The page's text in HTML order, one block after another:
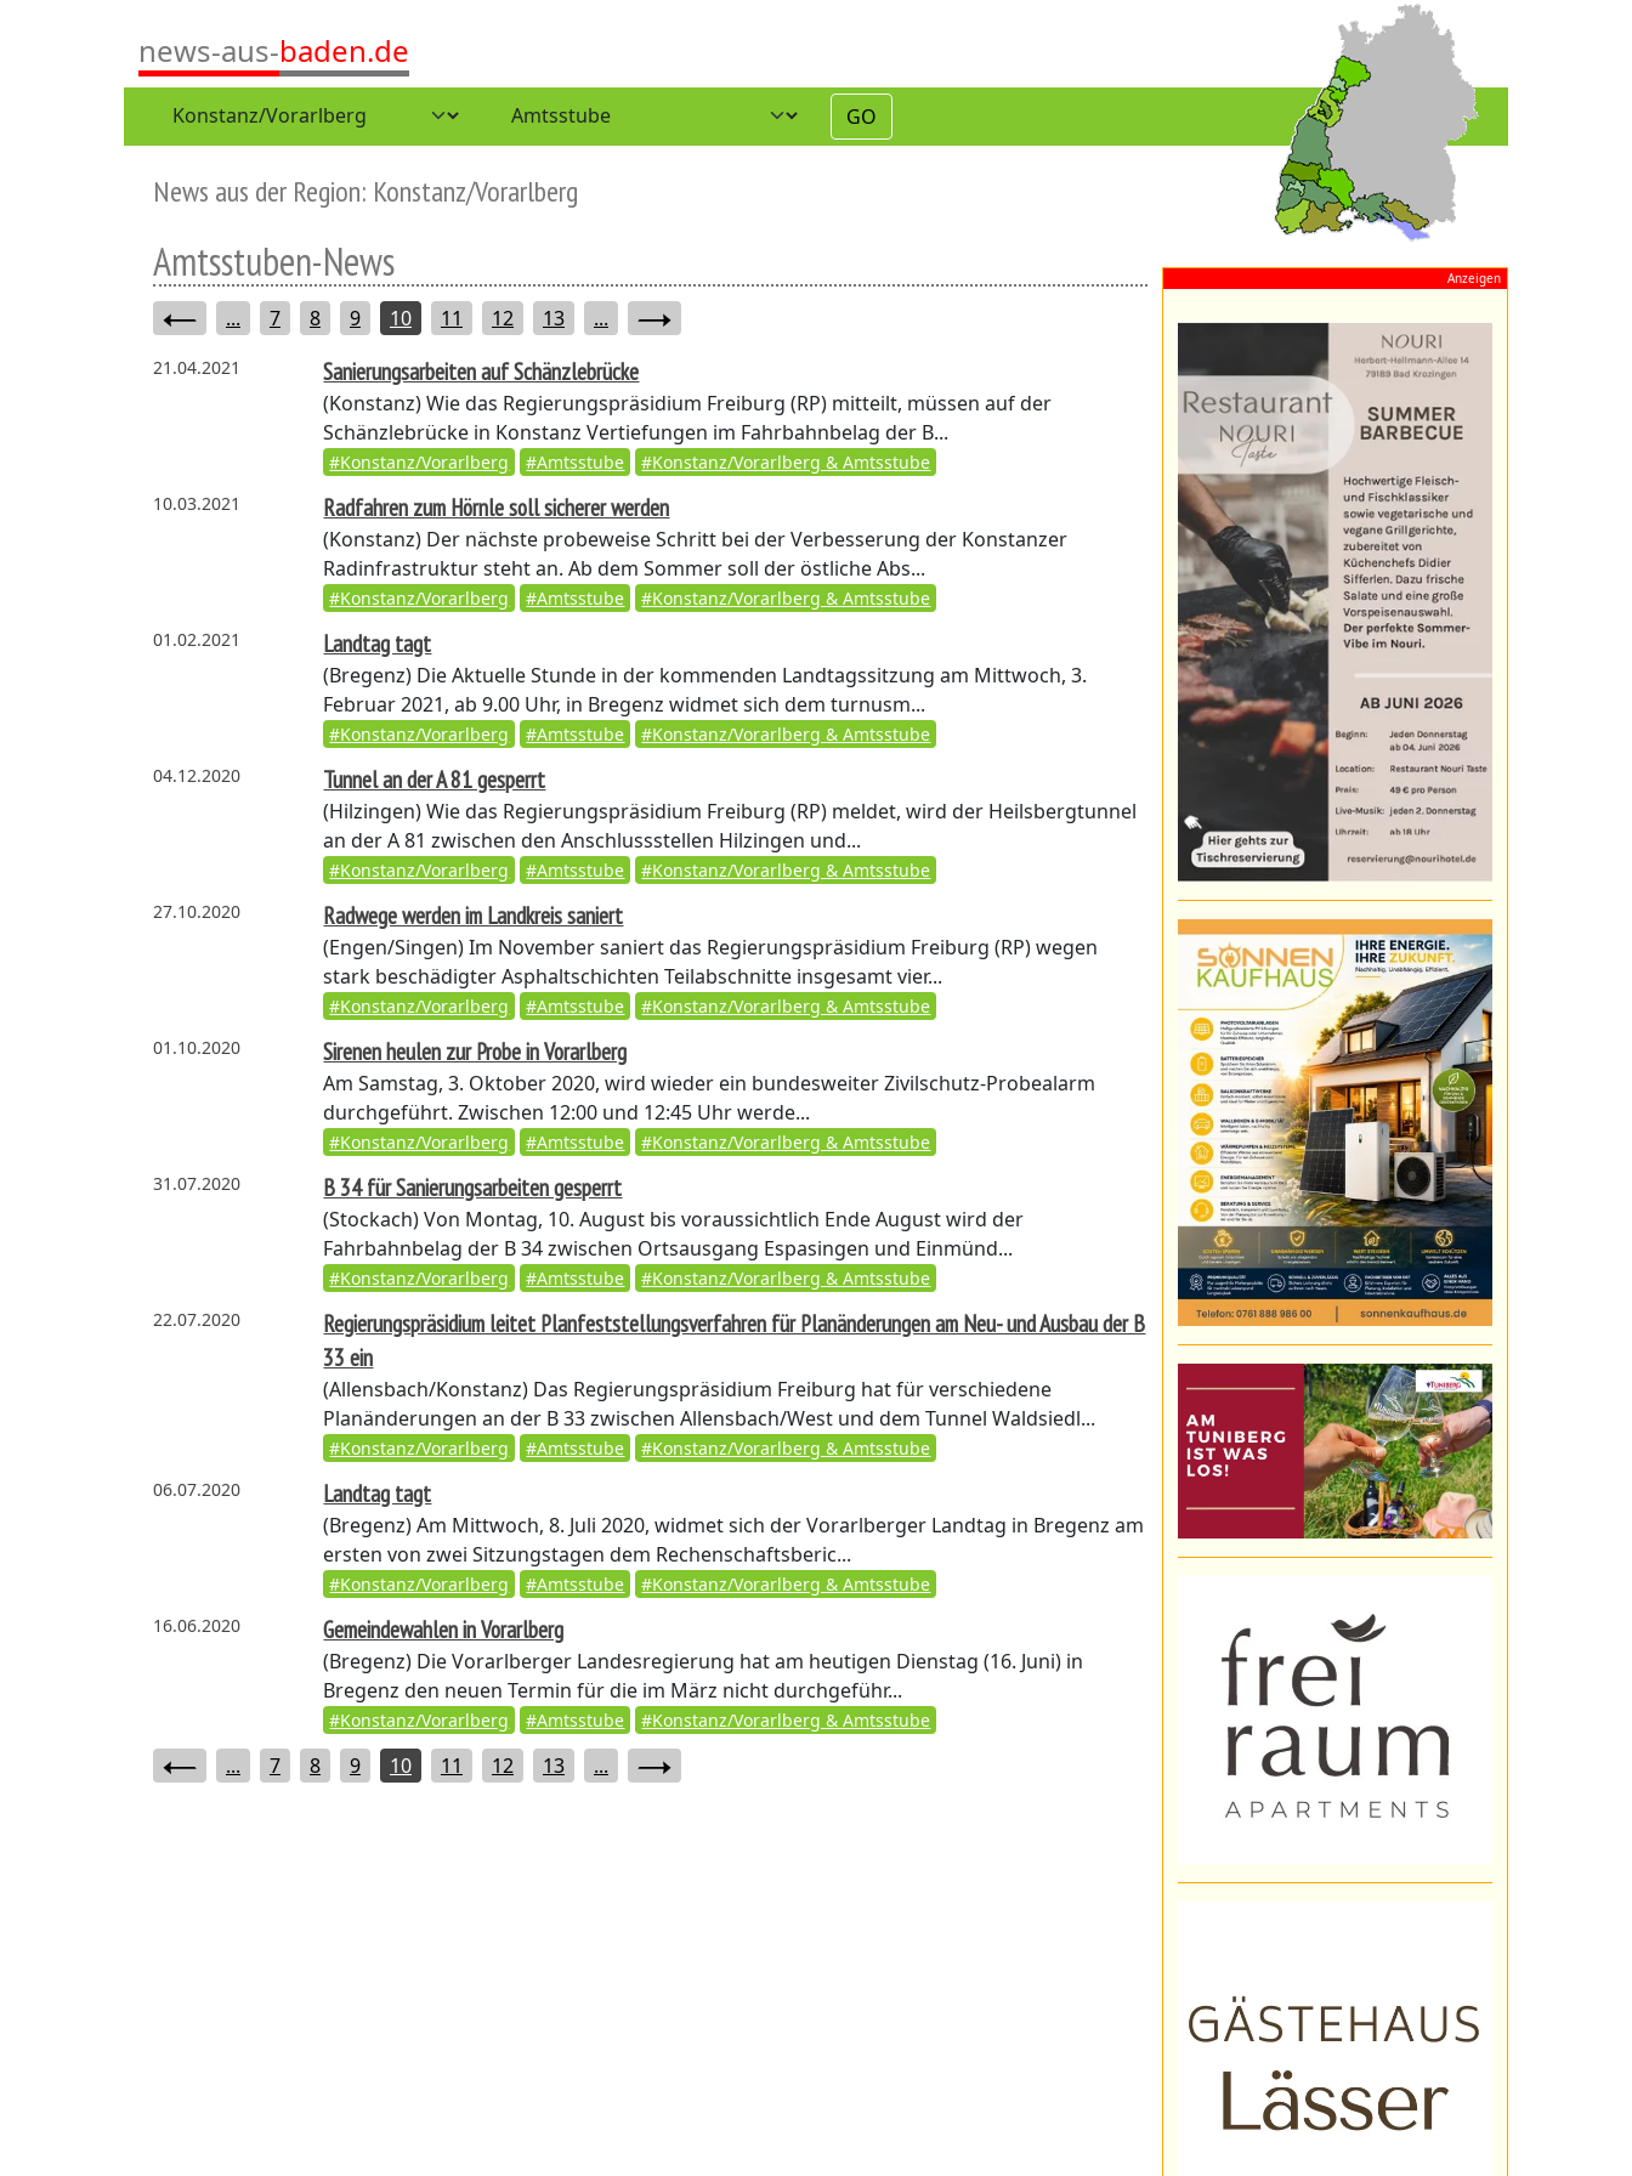
news-aus-baden.de
GO
News aus der Region: Konstanz/Vorarlberg
Amtsstuben-News
... 7 8 9 10 11 12 13 ...
21.04.2021 Sanierungsarbeiten auf Schänzlebrücke
(Konstanz)Wie das Regierungspräsidium Freiburg (RP) mitteilt, müssen auf der
Schänzlebrücke in Konstanz Vertiefungen im Fahrbahnbelag der B...
#Konstanz/Vorarlberg #Amtsstube
#Konstanz/Vorarlberg & Amtsstube
10.03.2021
Radfahren zum Hörnle soll sicherer werden
(Konstanz) Der nächste probeweise Schritt bei der Verbesserung der Konstanzer
Radinfrastruktur steht an. Ab dem Sommer soll der östliche Abs...
#Konstanz/Vorarlberg #Amtsstube
#Konstanz/Vorarlberg & Amtsstube
01.02.2021
Landtag tagt
(Bregenz) Die Aktuelle Stunde in der kommenden Landtagssitzung am Mittwoch, 3.
Februar 2021, ab 9.00 Uhr, in Bregenz widmet sich dem turnusm...
#Konstanz/Vorarlberg #Amtsstube
#Konstanz/Vorarlberg & Amtsstube
04.12.2020
Tunnel an der A 81 gesperrt
(Hilzingen)Wie das Regierungspräsidium Freiburg (RP) meldet, wird der Heilsbergtunnel
an der A 81 zwischen den Anschlussstellen Hilzingen und...
#Konstanz/Vorarlberg #Amtsstube
#Konstanz/Vorarlberg & Amtsstube
27.10.2020
Radwege werden im Landkreis saniert
(Engen/Singen)Im November saniert das Regierungspräsidium Freiburg (RP) wegen
stark beschädigter Asphaltschichten Teilabschnitte insgesamt vier...
#Konstanz/Vorarlberg #Amtsstube
#Konstanz/Vorarlberg & Amtsstube
01.10.2020
Sirenen heulen zur Probe in Vorarlberg
Am Samstag, 3. Oktober 2020, wird wieder ein bundesweiter Zivilschutz-Probealarm
durchgeführt. Zwischen 12:00 und 12:45 Uhr werde...
#Konstanz/Vorarlberg #Amtsstube
#Konstanz/Vorarlberg & Amtsstube
31.07.2020
B 34 für Sanierungsarbeiten gesperrt
(Stockach)Von Montag, 10. August bis voraussichtlich Ende August wird der
Fahrbahnbelag der B 34 zwischen Ortsausgang Espasingen und Einmünd...
#Konstanz/Vorarlberg #Amtsstube
#Konstanz/Vorarlberg & Amtsstube
22.07.2020
Regierungspräsidium leitet Planfeststellungsverfahren für Planänderungen am Neu- und Ausbau der B
33 ein
(Allensbach/Konstanz) Das Regierungspräsidium Freiburg hat für verschiedene
Planänderungen an der B 33 zwischen Allensbach/West und dem Tunnel Waldsiedl...
#Konstanz/Vorarlberg #Amtsstube
#Konstanz/Vorarlberg & Amtsstube
06.07.2020
Landtag tagt
(Bregenz)Am Mittwoch, 8. Juli 2020, widmet sich der Vorarlberger Landtag in Bregenz am
ersten von zwei Sitzungstagen dem Rechenschaftsberic...
#Konstanz/Vorarlberg #Amtsstube
#Konstanz/Vorarlberg & Amtsstube
16.06.2020
Gemeindewahlen in Vorarlberg
(Bregenz) Die Vorarlberger Landesregierung hat am heutigen Dienstag (16. Juni) in
Bregenz den neuen Termin für die im März nicht durchgeführ...
#Konstanz/Vorarlberg #Amtsstube #Konstanz/Vorarlberg & Amtsstube
... 7 8 9 10 11 12 13 ...
Anzeigen